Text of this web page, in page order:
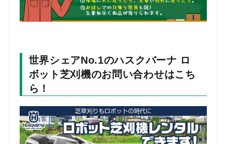
世界シェアNo.1のハスクバーナ ロ
ボット芝刈機のお問い合わせはこち
ら！